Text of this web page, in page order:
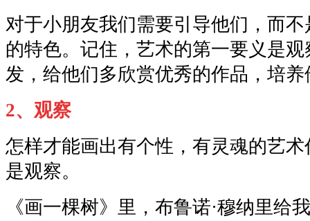
对于小朋友我们需要引导他们，而
的特色。记住，艺术的第一要义是
发，给他们多欣赏优秀的作品，培
2、观察
怎样才能画出有个性，有灵魂的艺
是观察。
《画一棵树》里，布鲁诺·穆纳里给